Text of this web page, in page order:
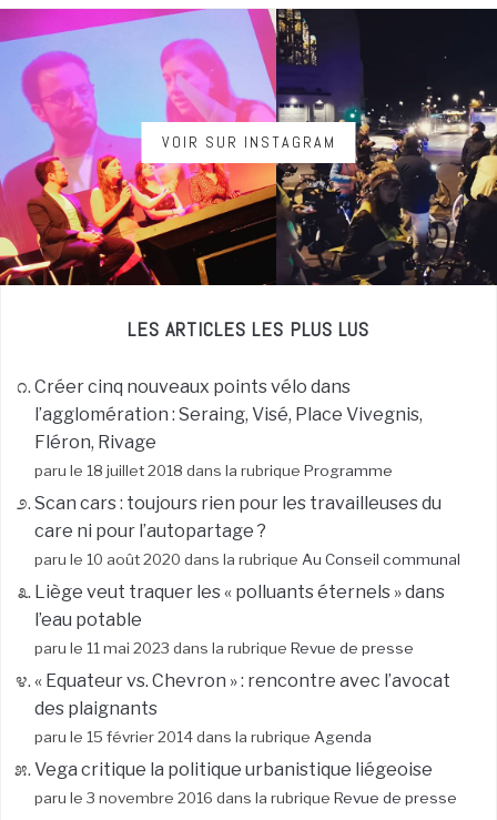
VOIR SUR INSTAGRAM
LES ARTICLES LES PLUS LUS
Créer cinq nouveaux points vélo dans
l’agglomération : Seraing, Visé, Place Vivegnis,
Fléron, Rivage
paru le 18 juillet 2018 dans la rubrique Programme
Scan cars : toujours rien pour les travailleuses du
care ni pour l’autopartage ?
paru le 10 août 2020 dans la rubrique Au Conseil communal
Liège veut traquer les « polluants éternels » dans
l’eau potable
paru le 11 mai 2023 dans la rubrique Revue de presse
« Equateur vs. Chevron » : rencontre avec l’avocat
des plaignants
paru le 15 février 2014 dans la rubrique Agenda
Vega critique la politique urbanistique liégeoise
paru le 3 novembre 2016 dans la rubrique Revue de presse